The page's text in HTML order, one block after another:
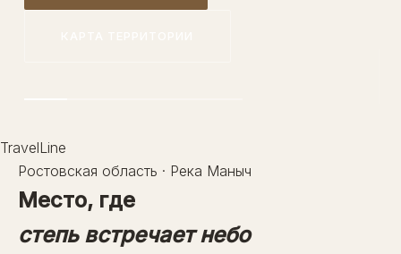
Гастрономия
х. Лиманский, ул. Речная, д. 1
TravelLine
Ростовская область · Река Маныч
Место, где
степь встречает небо